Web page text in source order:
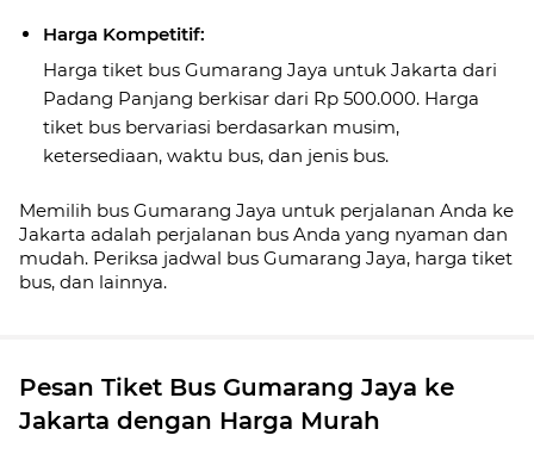
Harga Kompetitif:
Harga tiket bus Gumarang Jaya untuk Jakarta dari
Padang Panjang berkisar dari Rp 500.000. Harga
tiket bus bervariasi berdasarkan musim,
ketersediaan, waktu bus, dan jenis bus.
Memilih bus Gumarang Jaya untuk perjalanan Anda ke
Jakarta adalah perjalanan bus Anda yang nyaman dan
mudah. Periksa jadwal bus Gumarang Jaya, harga tiket
bus, dan lainnya.
Pesan Tiket Bus Gumarang Jaya ke
Jakarta dengan Harga Murah